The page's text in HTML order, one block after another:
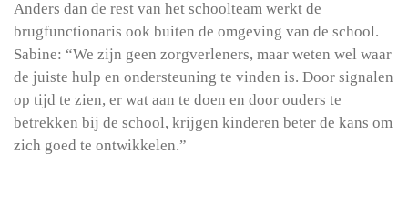
Anders dan de rest van het schoolteam werkt de
brugfunctionaris ook buiten de omgeving van de school.
Sabine: “We zijn geen zorgverleners, maar weten wel waar
de juiste hulp en ondersteuning te vinden is. Door signalen
op tijd te zien, er wat aan te doen en door ouders te
betrekken bij de school, krijgen kinderen beter de kans om
zich goed te ontwikkelen.”